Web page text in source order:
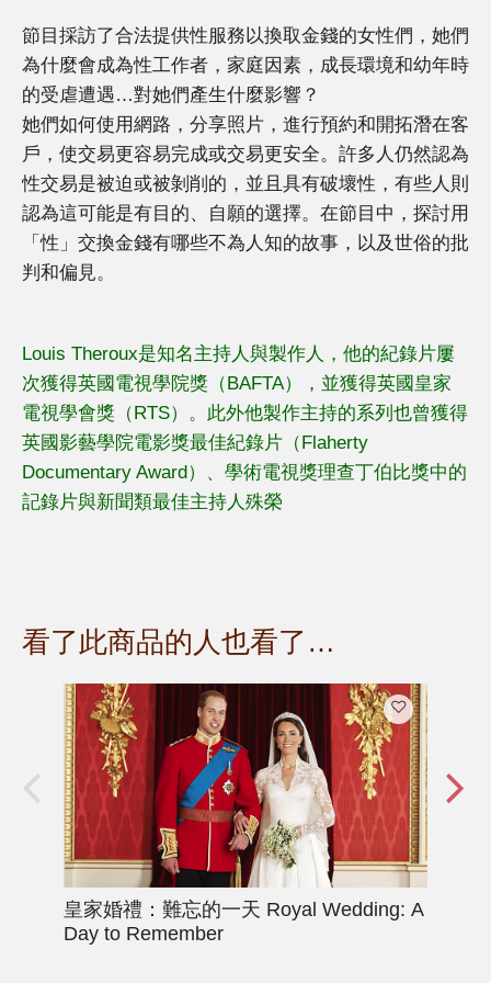
節目採訪了合法提供性服務以換取金錢的女性們，她們
為什麼會成為性工作者，家庭因素，成長環境和幼年時
的受虐遭遇…對她們產生什麼影響？
她們如何使用網路，分享照片，進行預約和開拓潛在客
戶，使交易更容易完成或交易更安全。許多人仍然認為
性交易是被迫或被剝削的，並且具有破壞性，有些人則
認為這可能是有目的、自願的選擇。在節目中，探討用
「性」交換金錢有哪些不為人知的故事，以及世俗的批
判和偏見。
Louis Theroux是知名主持人與製作人，他的紀錄片屢
次獲得英國電視學院獎（BAFTA），並獲得英國皇家
電視學會獎（RTS）。此外他製作主持的系列也曾獲得
英國影藝學院電影獎最佳紀錄片（Flaherty
Documentary Award）、學術電視獎理查丁伯比獎中的
記錄片與新聞類最佳主持人殊榮
看了此商品的人也看了…
皇家婚禮：難忘的一天 Royal Wedding: A
Day to Remember